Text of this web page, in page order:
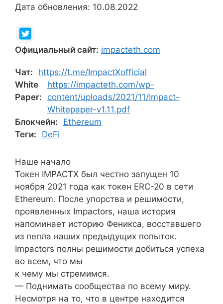
Дата обновления: 10.08.2022
Официальный сайт: impacteth.com
Чат:
https://t.me/ImpactXofficial
White
Paper:
https://impacteth.com/wp-
content/uploads/2021/11/Impact-
Whitepaper-v1.11.pdf
Блокчейн:
Ethereum
Теги:
DeFi
Наше начало
Токен IMPACTX был честно запущен 10
ноября 2021 года как токен ERC-20 в сети
Ethereum. После упорства и решимости,
проявленных Impactors, наша история
напоминает историю Феникса, восставшего
из пепла наших предыдущих попыток.
Impactors полны решимости добиться успеха
во всем, что мы
к чему мы стремимся.
— Поднимать сообщества по всему миру.
Несмотря на то, что в центре находится